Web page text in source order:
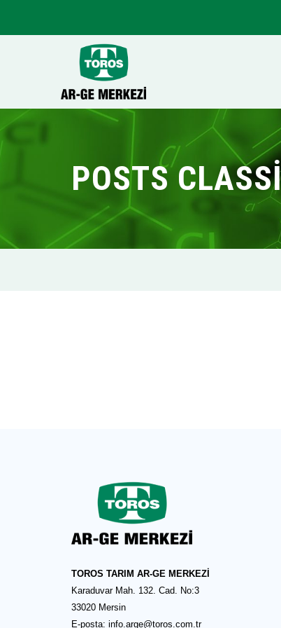
POSTS
TOROS TARIM AR-GE MERKEZİ
Karaduvar Mah. 132. Cad. No:3
33020 Mersin
E-posta: info.arge@toros.com.tr